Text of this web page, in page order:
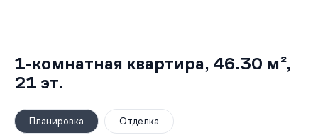
1-комнатная квартира, 46.30 м²,
21 эт.
Планировка Отделка